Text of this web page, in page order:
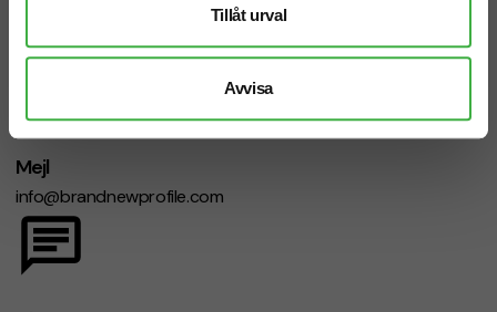
Tillåt urval
Avvisa
Telefon: 019-760 65 00
Mån-fre 08.30 - 17.00
Mejl
info@brandnewprofile.com